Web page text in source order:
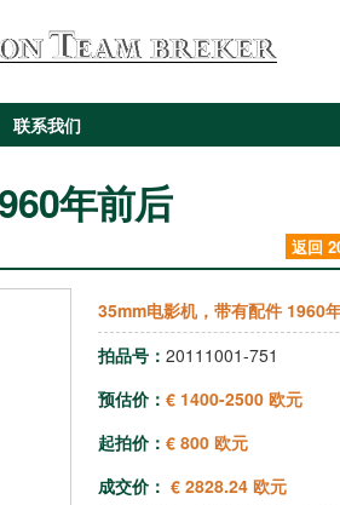
联系我们
年前后
返回
35mm电影机，带有配件 1960
拍品号： 20111001-751
预估价： € 1400-2500 欧元
起拍价： € 800 欧元
成交价： € 2828.24 欧元